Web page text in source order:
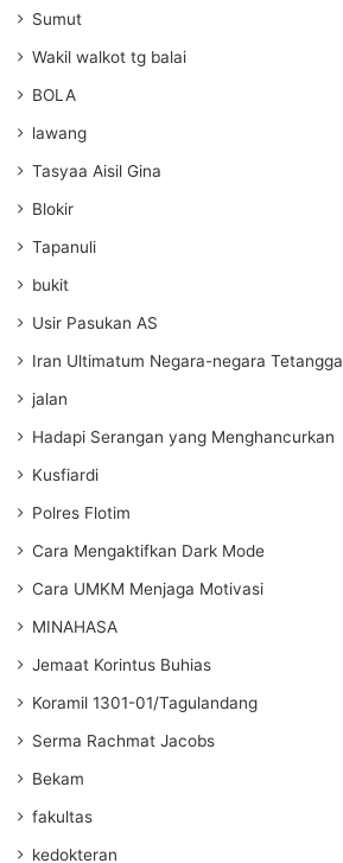
Sumut
Wakil walkot tg balai
BOLA
lawang
Tasyaa Aisil Gina
Blokir
Tapanuli
bukit
Usir Pasukan AS
Iran Ultimatum Negara-negara Tetangga
jalan
Hadapi Serangan yang Menghancurkan
Kusfiardi
Polres Flotim
Cara Mengaktifkan Dark Mode
Cara UMKM Menjaga Motivasi
MINAHASA
Jemaat Korintus Buhias
Koramil 1301-01/Tagulandang
Serma Rachmat Jacobs
Bekam
fakultas
kedokteran